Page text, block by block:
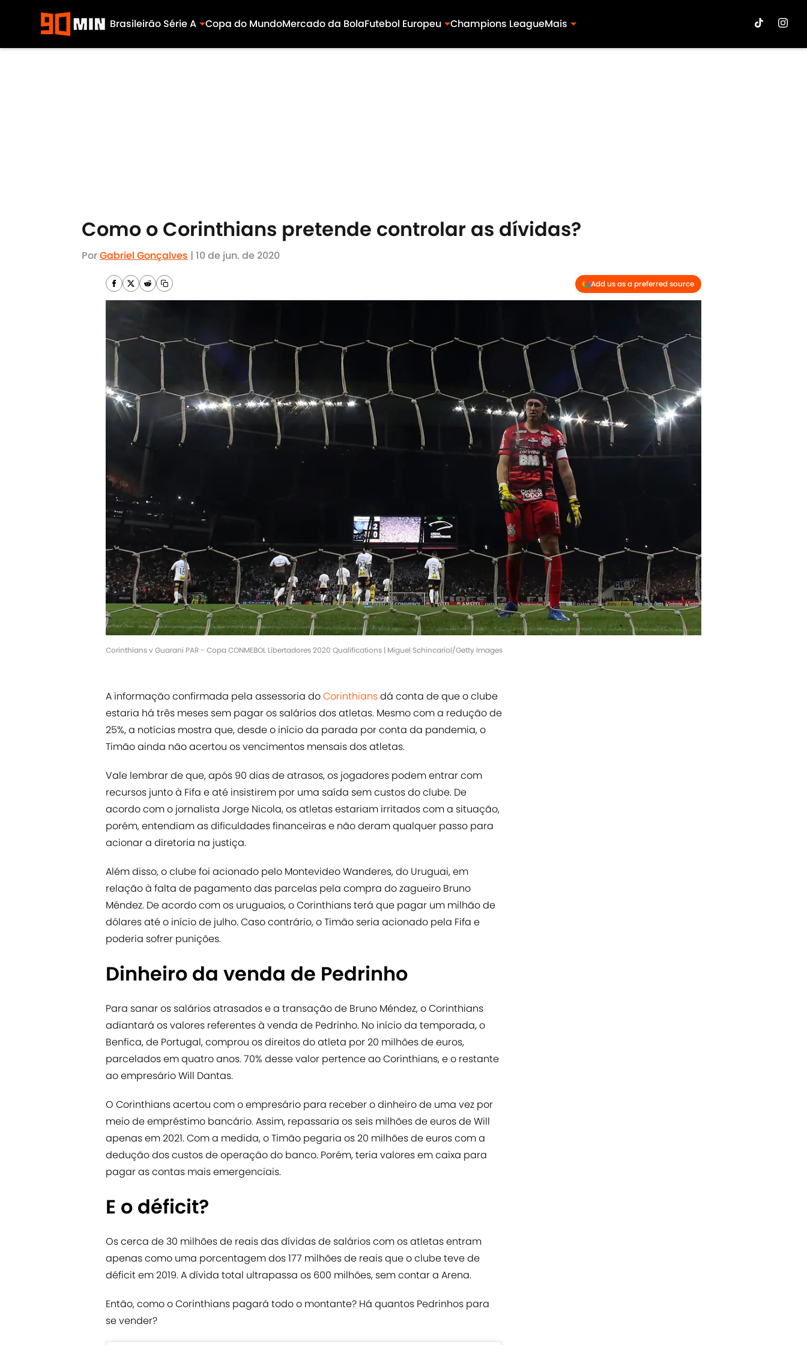
Brasileirão Série A Copa do MundoMercado da BolaFutebol Europeu Champions LeagueMais
Como o Corinthians pretende controlar as dívidas?
PorGabriel Gonçalves | 10 de jun. de 2020
Add us as a preferred source
Corinthians v Guarani PAR - Copa CONMEBOL Libertadores 2020 Qualifications | Miguel Schincariol/Getty Images
A informação confirmada pela assessoria doCorinthiansdá conta de que o clube
estaria há três meses sem pagar os salários dos atletas. Mesmo com a redução de
25%, a notícias mostra que, desde o início da parada por conta da pandemia, o
Timão ainda não acertou os vencimentos mensais dos atletas.
Vale lembrar de que, após 90 dias de atrasos, os jogadores podem entrar com
recursos junto à Fifa e até insistirem por uma saída sem custos do clube. De
acordo com o jornalista Jorge Nicola, os atletas estariam irritados com a situação,
porém, entendiam as dificuldades financeiras e não deram qualquer passo para
acionar a diretoria na justiça.
Além disso, o clube foi acionado pelo Montevideo Wanderes, do Uruguai, em
relação à falta de pagamento das parcelas pela compra do zagueiro Bruno
Méndez. De acordo com os uruguaios, o Corinthians terá que pagar um milhão de
dólares até o início de julho. Caso contrário, o Timão seria acionado pela Fifa e
poderia sofrer punições.
Dinheiro da venda de Pedrinho
Para sanar os salários atrasados e a transação de Bruno Méndez, o Corinthians
adiantará os valores referentes à venda de Pedrinho. No início da temporada, o
Benfica, de Portugal, comprou os direitos do atleta por 20 milhões de euros,
parcelados em quatro anos. 70% desse valor pertence ao Corinthians, e o restante
ao empresário Will Dantas.
O Corinthians acertou com o empresário para receber o dinheiro de uma vez por
meio de empréstimo bancário. Assim, repassaria os seis milhões de euros de Will
apenas em 2021. Com a medida, o Timão pegaria os 20 milhões de euros com a
dedução dos custos de operação do banco. Porém, teria valores em caixa para
pagar as contas mais emergenciais.
E o déficit?
Os cerca de 30 milhões de reais das dívidas de salários com os atletas entram
apenas como uma porcentagem dos 177 milhões de reais que o clube teve de
déficit em 2019. A dívida total ultrapassa os 600 milhões, sem contar a Arena.
Então, como o Corinthians pagará todo o montante? Há quantos Pedrinhos para
se vender?